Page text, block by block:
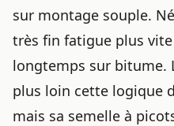
sur montage souple.
très fin fatigue plus
longtemps sur bitume.
plus loin cette logique
mais sa semelle à